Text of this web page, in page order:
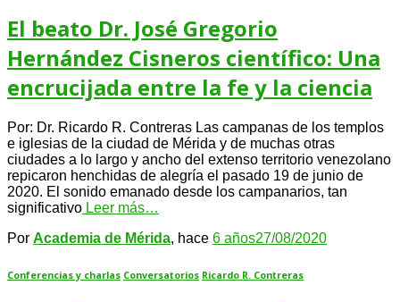
El beato Dr. José Gregorio
Hernández Cisneros científico: Una
encrucijada entre la fe y la ciencia
Por: Dr. Ricardo R. Contreras Las campanas de los templos
e iglesias de la ciudad de Mérida y de muchas otras
ciudades a lo largo y ancho del extenso territorio venezolano
repicaron henchidas de alegría el pasado 19 de junio de
2020. El sonido emanado desde los campanarios, tan
significativo Leer más…
Por Academia de Mérida, hace 6 años27/08/2020
Conferencias y charlas Conversatorios Ricardo R. Contreras